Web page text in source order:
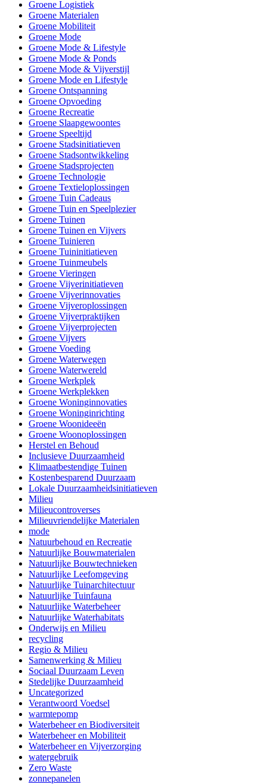
Groene Logistiek
Groene Materialen
Groene Mobiliteit
Groene Mode
Groene Mode & Lifestyle
Groene Mode & Ponds
Groene Mode & Vijverstijl
Groene Mode en Lifestyle
Groene Ontspanning
Groene Opvoeding
Groene Recreatie
Groene Slaapgewoontes
Groene Speeltijd
Groene Stadsinitiatieven
Groene Stadsontwikkeling
Groene Stadsprojecten
Groene Technologie
Groene Textieloplossingen
Groene Tuin Cadeaus
Groene Tuin en Speelplezier
Groene Tuinen
Groene Tuinen en Vijvers
Groene Tuinieren
Groene Tuininitiatieven
Groene Tuinmeubels
Groene Vieringen
Groene Vijverinitiatieven
Groene Vijverinnovaties
Groene Vijveroplossingen
Groene Vijverpraktijken
Groene Vijverprojecten
Groene Vijvers
Groene Voeding
Groene Waterwegen
Groene Waterwereld
Groene Werkplek
Groene Werkplekken
Groene Woninginnovaties
Groene Woninginrichting
Groene Woonideeën
Groene Woonoplossingen
Herstel en Behoud
Inclusieve Duurzaamheid
Klimaatbestendige Tuinen
Kostenbesparend Duurzaam
Lokale Duurzaamheidsinitiatieven
Milieu
Milieucontroverses
Milieuvriendelijke Materialen
mode
Natuurbehoud en Recreatie
Natuurlijke Bouwmaterialen
Natuurlijke Bouwtechnieken
Natuurlijke Leefomgeving
Natuurlijke Tuinarchitectuur
Natuurlijke Tuinfauna
Natuurlijke Waterbeheer
Natuurlijke Waterhabitats
Onderwijs en Milieu
recycling
Regio & Milieu
Samenwerking & Milieu
Sociaal Duurzaam Leven
Stedelijke Duurzaamheid
Uncategorized
Verantwoord Voedsel
warmtepomp
Waterbeheer en Biodiversiteit
Waterbeheer en Mobiliteit
Waterbeheer en Vijverzorging
watergebruik
Zero Waste
zonnepanelen